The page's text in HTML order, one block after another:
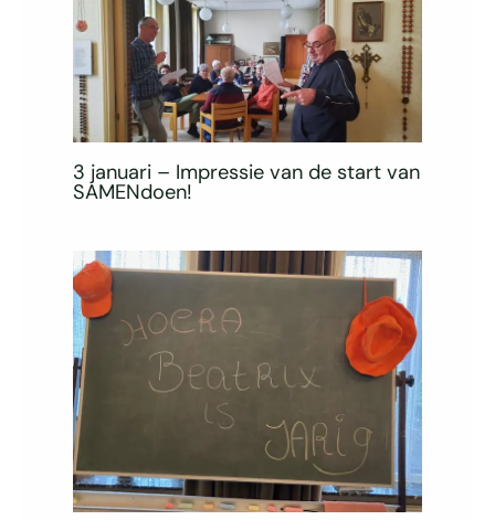
3 januari – Impressie van de start van
SAMENdoen!